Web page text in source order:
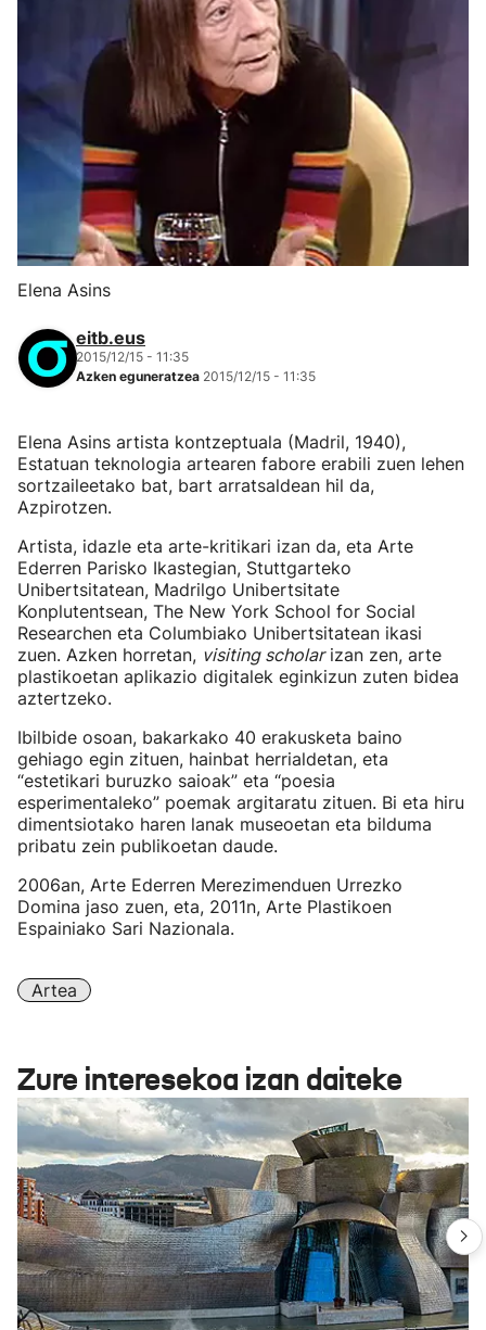
Elena Asins
eitb.eus
2015/12/15 - 11:35
Azken eguneratzea 2015/12/15 - 11:35
Elena Asins artista kontzeptuala (Madril, 1940),
Estatuan teknologia artearen fabore erabili zuen lehen
sortzaileetako bat, bart arratsaldean hil da,
Azpirotzen.
Artista, idazle eta arte-kritikari izan da, eta Arte
Ederren Parisko Ikastegian, Stuttgarteko
Unibertsitatean, Madrilgo Unibertsitate
Konplutentsean, The New York School for Social
Researchen eta Columbiako Unibertsitatean ikasi
zuen. Azken horretan, visiting scholarizan zen, arte
plastikoetan aplikazio digitalek eginkizun zuten bidea
aztertzeko.
Ibilbide osoan, bakarkako 40 erakusketa baino
gehiago egin zituen, hainbat herrialdetan, eta
“estetikari buruzko saioak” eta “poesia
esperimentaleko” poemak argitaratu zituen. Bi eta hiru
dimentsiotako haren lanak museoetan eta bilduma
pribatu zein publikoetan daude.
2006an, Arte Ederren Merezimenduen Urrezko
Domina jaso zuen, eta, 2011n, Arte Plastikoen
Espainiako Sari Nazionala.
Artea
Zure interesekoa izan daiteke